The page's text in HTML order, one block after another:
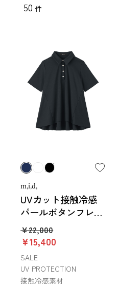
50 件
m,i,d,
UVカット接触冷感
パールボタンフレア
ポロカットソー
￥22,000
￥15,400
SALE
UV PROTECTION
接触冷感素材